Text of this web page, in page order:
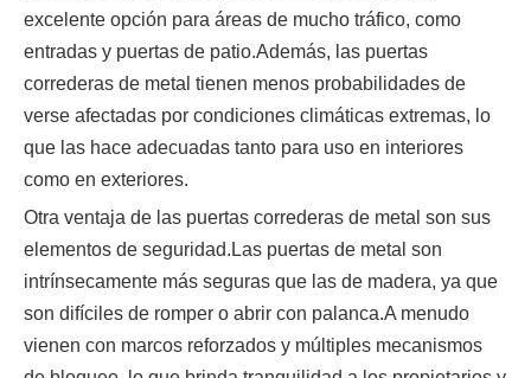
excelente opción para áreas de mucho tráfico, como
entradas y puertas de patio.Además, las puertas
correderas de metal tienen menos probabilidades de
verse afectadas por condiciones climáticas extremas, lo
que las hace adecuadas tanto para uso en interiores
como en exteriores.
Otra ventaja de las puertas correderas de metal son sus
elementos de seguridad.Las puertas de metal son
intrínsecamente más seguras que las de madera, ya que
son difíciles de romper o abrir con palanca.A menudo
vienen con marcos reforzados y múltiples mecanismos